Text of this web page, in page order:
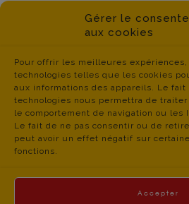
Gérer le
aux cookies
Pour offrir les meilleures
technologies telles que les cookies
aux informations des appareils. Le fait
technologies nous permettra de
le comportement de navigation ou les
Le fait de ne pas consentir ou de
peut avoir un effet négatif sur
fonctions.
Accepter